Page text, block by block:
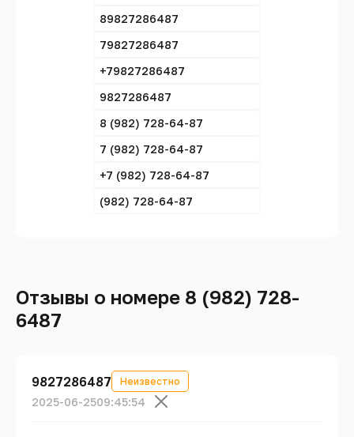
89827286487
79827286487
+79827286487
9827286487
8 (982) 728-64-87
7 (982) 728-64-87
+7 (982) 728-64-87
(982) 728-64-87
Отзывы о номере 8 (982) 728-
6487
9827286487 Неизвестно
2025-06-2509:45:54